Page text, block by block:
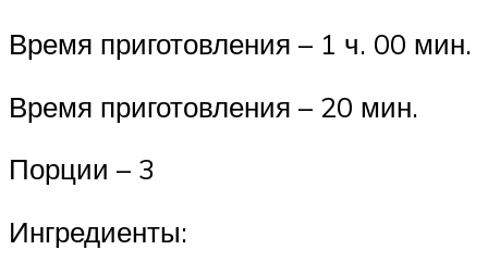
Время приготовления – 1 ч. 00 мин.
Время приготовления – 20 мин.
Порции – 3
Ингредиенты: